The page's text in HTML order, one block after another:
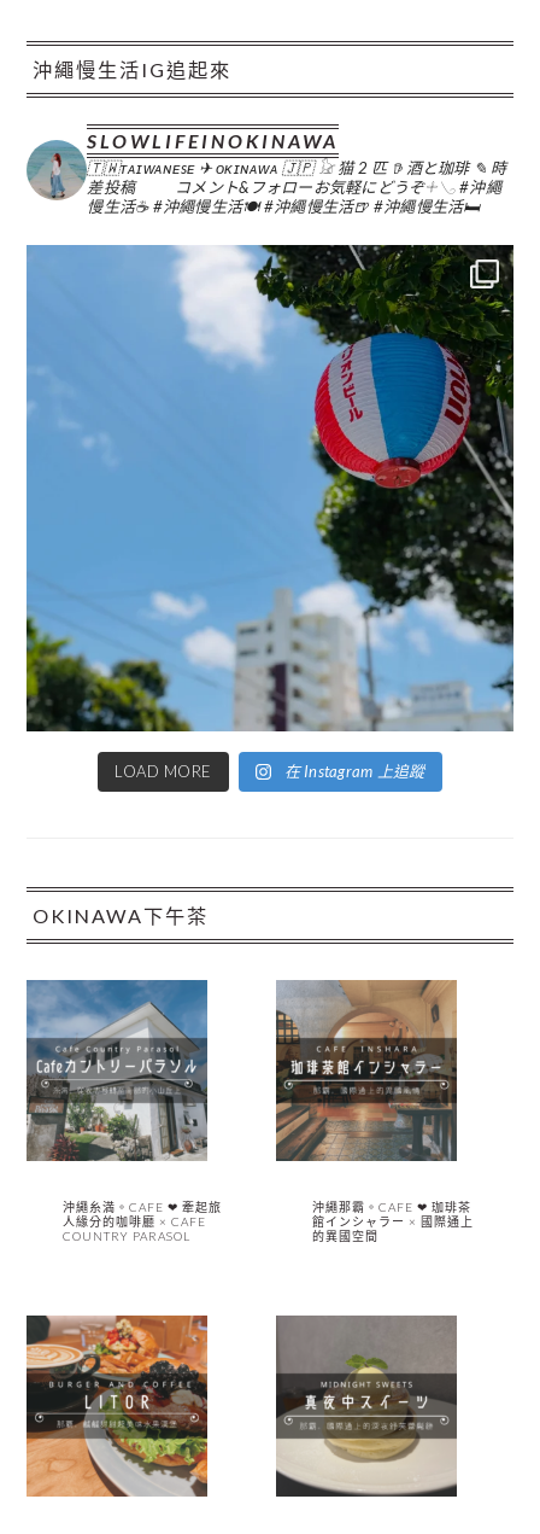
沖繩慢生活IG追起來
SLOWLIFEINOKINAWA
🇹🇼ᴛᴀɪᴡᴀɴᴇsᴇ ✈︎ ᴏᴋɪɴᴀᴡᴀ 🇯🇵𓃠 猫 2 匹 𖠚 酒と珈琲✎ 時
差投稿
コメント&フォローお気軽にどうぞ𓇬𓂅#沖繩
慢生活☕️#沖繩慢生活🍽#沖繩慢生活🍺 #沖繩慢生活🛏
LOAD MORE 在 Instagram 上追蹤
OKINAWA下午茶
沖繩糸満。CAFE ❤︎ 牽起旅
人緣分的咖啡廳 × CAFE
COUNTRY PARASOL
沖繩那霸。CAFE ❤︎ 珈琲茶
館インシャラー × 國際通上
的異國空間